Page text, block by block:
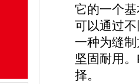
它的一个
可以通过
一种为缝
坚固耐用
择。